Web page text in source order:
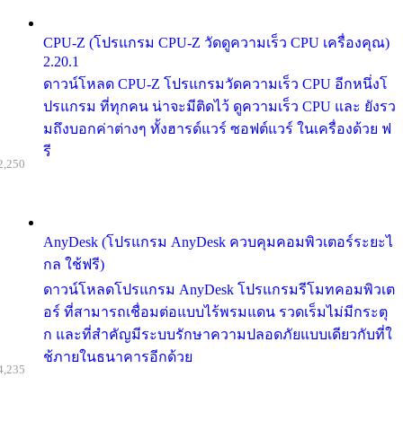
CPU-Z (โปรแกรม CPU-Z วัดดูความเร็ว CPU เครื่องคุณ)
2.20.1
ดาวน์โหลด CPU-Z โปรแกรมวัดความเร็ว CPU อีกหนึ่งโ
ปรแกรม ที่ทุกคน น่าจะมีติดไว้ ดูความเร็ว CPU และ ยังรว
มถึงบอกค่าต่างๆ ทั้งฮารด์แวร์ ซอฟต์แวร์ ในเครื่องด้วย ฟ
รี
AnyDesk (โปรแกรม AnyDesk ควบคุมคอมพิวเตอร์ระยะไ
กล ใช้ฟรี)
ดาวน์โหลดโปรแกรม AnyDesk โปรแกรมรีโมทคอมพิวเต
อร์ ที่สามารถเชื่อมต่อแบบไร้พรมแดน รวดเร็มไม่มีกระตุ
ก และที่สำคัญมีระบบรักษาความปลอดภัยแบบเดียวกับที่ใ
ช้ภายในธนาคารอีกด้วย